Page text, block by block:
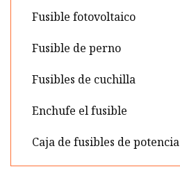
Fusible fotovoltaico
Fusible de perno
Fusibles de cuchilla
Enchufe el fusible
Caja de fusibles de potencia